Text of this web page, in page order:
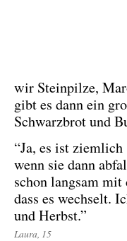
wir Steinpilze,
gibt es dann ein
Schwarzbrot und
“Ja, es ist
wenn sie dann
schon langsam
dass es wechselt.
und Herbst.”
Laura, 15